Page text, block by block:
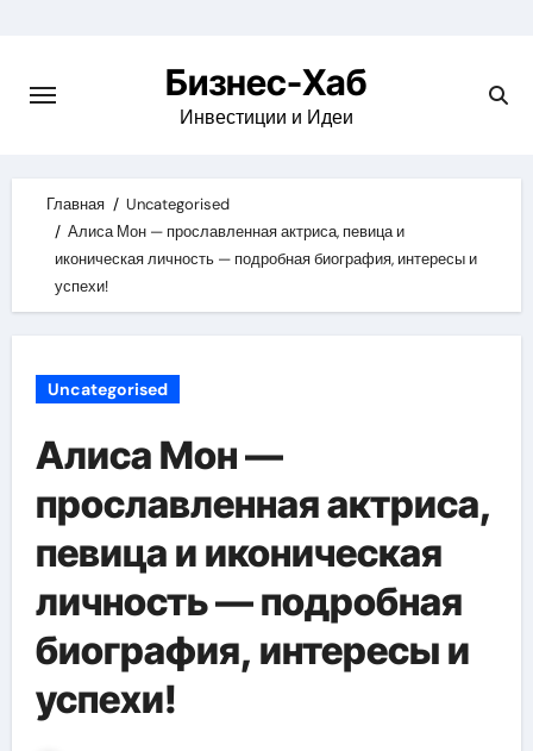
content
Бизнес-Хаб
Инвестиции и Идеи
Главная
Uncategorised
Алиса Мон — прославленная актриса, певица и
иконическая личность — подробная биография, интересы и
успехи!
Uncategorised
Алиса Мон —
прославленная актриса,
певица и иконическая
личность — подробная
биография, интересы и
успехи!